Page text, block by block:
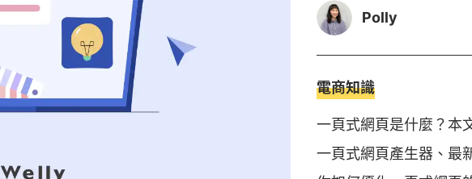
Polly
電商知識
一頁式網頁是什麼？本
一頁式網頁產生器、最